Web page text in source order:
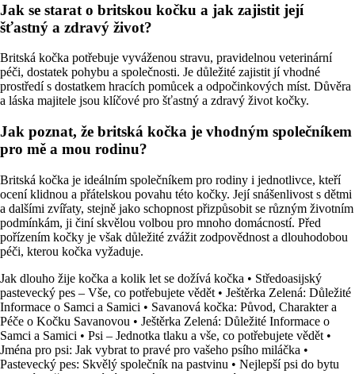
Jak se starat o britskou kočku a jak zajistit její
šťastný a zdravý život?
Britská kočka potřebuje vyváženou stravu, pravidelnou veterinární
péči, dostatek pohybu a společnosti. Je důležité zajistit jí vhodné
prostředí s dostatkem hracích pomůcek a odpočinkových míst. Důvěra
a láska majitele jsou klíčové pro šťastný a zdravý život kočky.
Jak poznat, že britská kočka je vhodným společníkem
pro mě a mou rodinu?
Britská kočka je ideálním společníkem pro rodiny i jednotlivce, kteří
ocení klidnou a přátelskou povahu této kočky. Její snášenlivost s dětmi
a dalšími zvířaty, stejně jako schopnost přizpůsobit se různým životním
podmínkám, ji činí skvělou volbou pro mnoho domácností. Před
pořízením kočky je však důležité zvážit zodpovědnost a dlouhodobou
péči, kterou kočka vyžaduje.
Jak dlouho žije kočka a kolik let se dožívá kočka • Středoasijský
pastevecký pes – Vše, co potřebujete vědět • Ještěrka Zelená: Důležité
Informace o Samci a Samici • Savanová kočka: Původ, Charakter a
Péče o Kočku Savanovou • Ještěrka Zelená: Důležité Informace o
Samci a Samici • Psi – Jednotka tlaku a vše, co potřebujete vědět •
Jména pro psi: Jak vybrat to pravé pro vašeho psího miláčka •
Pastevecký pes: Skvělý společník na pastvinu • Nejlepší psi do bytu